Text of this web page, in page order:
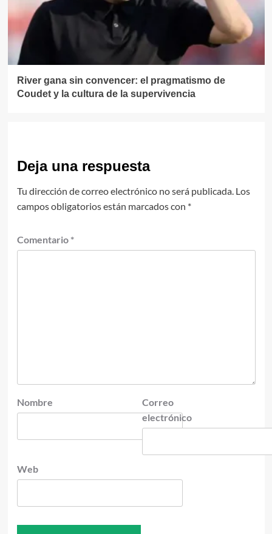
River gana sin convencer: el pragmatismo de
Coudet y la cultura de la supervivencia
Deja una respuesta
Tu dirección de correo electrónico no será publicada. Los
campos obligatorios están marcados con *
Comentario *
Nombre
Correo
electrónico
Web